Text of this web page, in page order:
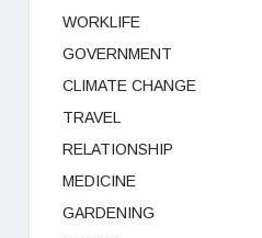
WORKLIFE
GOVERNMENT
CLIMATE CHANGE
TRAVEL
RELATIONSHIP
MEDICINE
GARDENING